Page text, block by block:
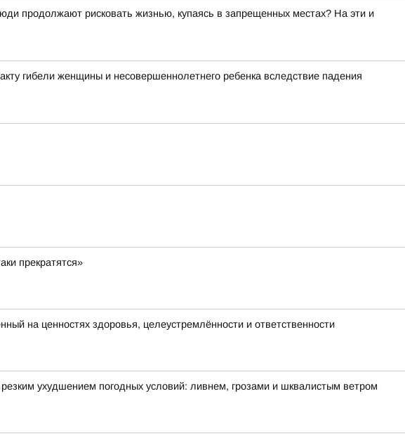
продолжают рисковать жизнью, купаясь в запрещенных местах? На эти и
гибели женщины и несовершеннолетнего ребенка вследствие падения
прекратятся»
на ценностях здоровья, целеустремлённости и ответственности
ухудшением погодных условий: ливнем, грозами и шквалистым ветром